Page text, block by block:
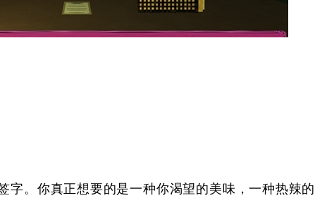
字。你真正想要的是一种你渴望的美味，一种热辣的